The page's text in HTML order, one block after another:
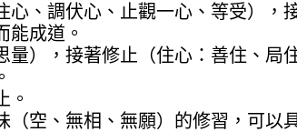
心、調伏心、止觀一心、等受）
能成道。
量），接著修止（住心：善住、
。
（空、無相、無願）的修習，可以